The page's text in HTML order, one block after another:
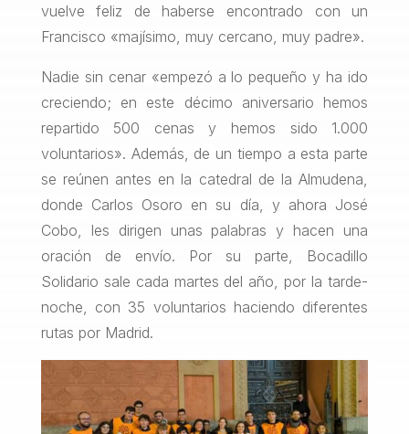
vuelve feliz de haberse encontrado con un
Francisco «majísimo, muy cercano, muy padre».
Nadie sin cenar «empezó a lo pequeño y ha ido
creciendo; en este décimo aniversario hemos
repartido 500 cenas y hemos sido 1.000
voluntarios». Además, de un tiempo a esta parte
se reúnen antes en la catedral de la Almudena,
donde Carlos Osoro en su día, y ahora José
Cobo, les dirigen unas palabras y hacen una
oración de envío. Por su parte, Bocadillo
Solidario sale cada martes del año, por la tarde-
noche, con 35 voluntarios haciendo diferentes
rutas por Madrid.